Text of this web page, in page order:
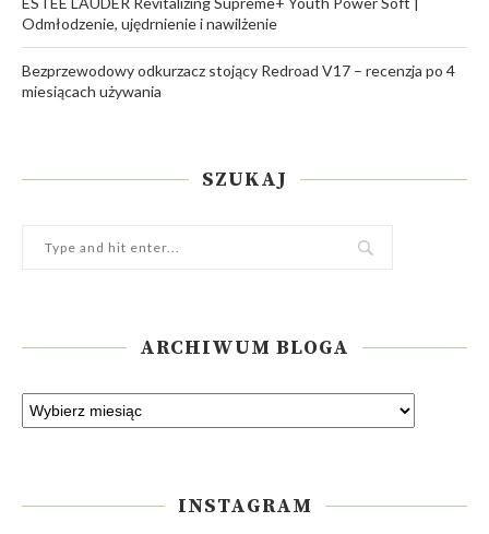
Odmłodzenie, ujędrnienie i nawilżenie
Bezprzewodowy odkurzacz stojący Redroad V17 – recenzja po 4
miesiącach używania
SZUKAJ
ARCHIWUM BLOGA
INSTAGRAM